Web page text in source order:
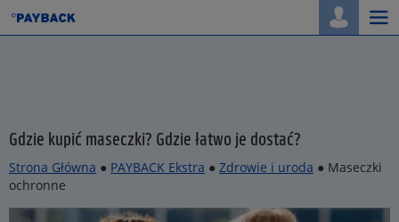
Gdzie kupić maseczki? Gdzie łatwo je dostać?
Strona Główna ● PAYBACK Ekstra ● Zdrowie i uroda ● Maseczki
ochronne